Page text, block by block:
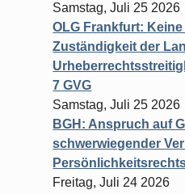
Samstag, Juli 25 2026
OLG Frankfurt:
Zuständigkeit der
7 GVG
Samstag, Juli 25 2026
BGH: Anspruch auf
schwerwiegender
Freitag, Juli 24 2026